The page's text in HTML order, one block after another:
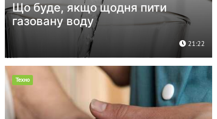
Що буде, якщо щодня пити
газовану воду
21:22
Техно